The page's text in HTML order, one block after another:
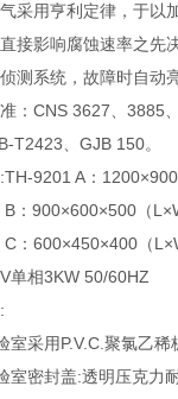
采用亨利定律，于以
接影响腐蚀速率之先
测系统，故障时自动亮
：CNS 3627、3885
T2423、GJB 150。
9201 A：
：900×600×500（
：600×450×400（
单相3KW 50/60HZ
室采用P.V.C.聚氯乙
室密封盖:透明压克力